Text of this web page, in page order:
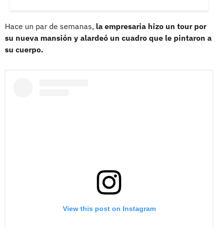
Hace un par de semanas, la empresaria hizo un tour por
su nueva mansión y alardeó un cuadro que le pintaron a
su cuerpo.
View this post on Instagram